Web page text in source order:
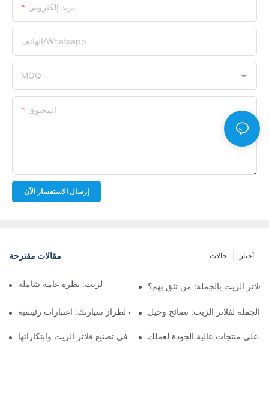
بريد إلكتروني
الهاتف/whatsapp
MOQ
المحتوى
إرسال الاستفسار الآن
مقالات مقترحة أخبار حالات
أفضل شركات تصنيع فلاتر الزيت: نظرة عامة شاملةالزيت بالجملة: من تثق بهم؟
اختيار فلتر الزيت المناسب لطراز سيارتك: اعتبارات رئيسية
الجملة لفلاتر الزيت: نصائح وحيل
تسليط الضوء على الشركات الرائدة في تصنيع فلاتر الزيت وابتكاراتها
على منتجات عالية الجودة لعملك